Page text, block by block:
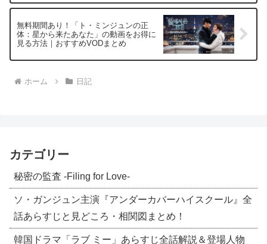
無料期間あり！「ト・ミンジュンの正
体：星から来たあなた」の動画をお得に
見る方法｜おすすめVODまとめ
ホーム 日記
カテゴリー
秘密の監査 -Filing for Love-
ソ・ガンジュン主演『アンダーカバーハイスクール』全
話あらすじと見どころ・相関図まとめ！
韓国ドラマ「ラブ ミー」あらすじ全話解説＆登場人物